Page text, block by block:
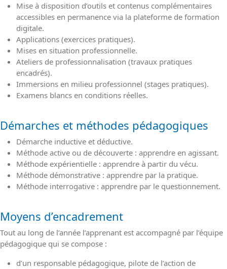
Mise à disposition d’outils et contenus complémentaires
accessibles en permanence via la plateforme de formation
digitale.
Applications (exercices pratiques).
Mises en situation professionnelle.
Ateliers de professionnalisation (travaux pratiques
encadrés).
Immersions en milieu professionnel (stages pratiques).
Examens blancs en conditions réelles.
Démarches et méthodes pédagogiques
Démarche inductive et déductive.
Méthode active ou de découverte : apprendre en agissant.
Méthode expérientielle : apprendre à partir du vécu.
Méthode démonstrative : apprendre par la pratique.
Méthode interrogative : apprendre par le questionnement.
Moyens d’encadrement
Tout au long de l’année l’apprenant est accompagné par l’équipe
pédagogique qui se compose :
d’un responsable pédagogique, pilote de l’action de